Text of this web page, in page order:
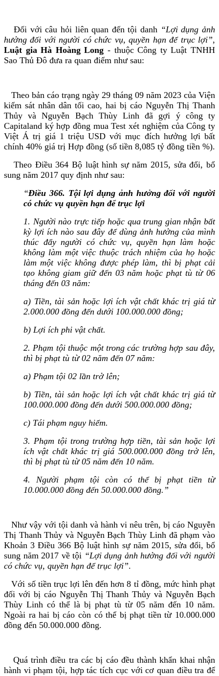
Đối với câu hỏi liên quan đến tội danh “Lợi dụng ảnh
hưởng đối với người có chức vụ, quyền hạn để trục lợi”,
Luật gia Hà Hoàng Long - thuộc Công ty Luật TNHH
Sao Thủ Đô đưa ra quan điểm như sau:
Theo bản cáo trạng ngày 29 tháng 09 năm 2023 của Viện
kiểm sát nhân dân tối cao, hai bị cáo Nguyễn Thị Thanh
Thủy và Nguyễn Bạch Thùy Linh đã gợi ý công ty
Capitaland ký hợp đồng mua Test xét nghiệm của Công ty
Việt Á trị giá 1 triệu USD với mục đích hưởng lợi bất
chính 40% giá trị Hợp đồng (số tiền 8,085 tỷ đồng tiền %).
Theo Điều 364 Bộ luật hình sự năm 2015, sửa đổi, bổ
sung năm 2017 quy định như sau:
“Điều 366. Tội lợi dụng ảnh hưởng đối với người
có chức vụ quyền hạn để trục lợi
1. Người nào trực tiếp hoặc qua trung gian nhận bất
kỳ lợi ích nào sau đây để dùng ảnh hưởng của mình
thúc đẩy người có chức vụ, quyền hạn làm hoặc
không làm một việc thuộc trách nhiệm của họ hoặc
làm một việc không được phép làm, thì bị phạt cải
tạo không giam giữ đến 03 năm hoặc phạt tù từ 06
tháng đến 03 năm:
a) Tiền, tài sản hoặc lợi ích vật chất khác trị giá từ
2.000.000 đồng đến dưới 100.000.000 đồng;
b) Lợi ích phi vật chất.
2. Phạm tội thuộc một trong các trường hợp sau đây,
thì bị phạt tù từ 02 năm đến 07 năm:
a) Phạm tội 02 lần trở lên;
b) Tiền, tài sản hoặc lợi ích vật chất khác trị giá từ
100.000.000 đồng đến dưới 500.000.000 đồng;
c) Tái phạm nguy hiểm.
3. Phạm tội trong trường hợp tiền, tài sản hoặc lợi
ích vật chất khác trị giá 500.000.000 đồng trở lên,
thì bị phạt tù từ 05 năm đến 10 năm.
4. Người phạm tội còn có thể bị phạt tiền từ
10.000.000 đồng đến 50.000.000 đồng.”
Như vậy với tội danh và hành vi nêu trên, bị cáo Nguyễn
Thị Thanh Thủy và Nguyễn Bạch Thùy Linh đã phạm vào
Khoản 3 Điều 366 Bộ luật hình sự năm 2015, sửa đổi, bổ
sung năm 2017 về tội “Lợi dụng ảnh hưởng đối với người
có chức vụ, quyền hạn để trục lợi”.
Với số tiền trục lợi lên đến hơn 8 tỉ đồng, mức hình phạt
đối với bị cáo Nguyễn Thị Thanh Thủy và Nguyễn Bạch
Thùy Linh có thể là bị phạt tù từ 05 năm đến 10 năm.
Ngoài ra hai bị cáo còn có thể bị phạt tiền từ 10.000.000
đồng đến 50.000.000 đồng.
Quá trình điều tra các bị cáo đều thành khẩn khai nhận
hành vi phạm tội, hợp tác tích cục với cơ quan điều tra để